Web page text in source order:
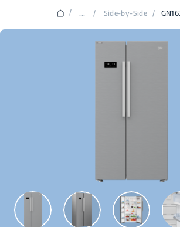
/ ... / Side-by-Side /